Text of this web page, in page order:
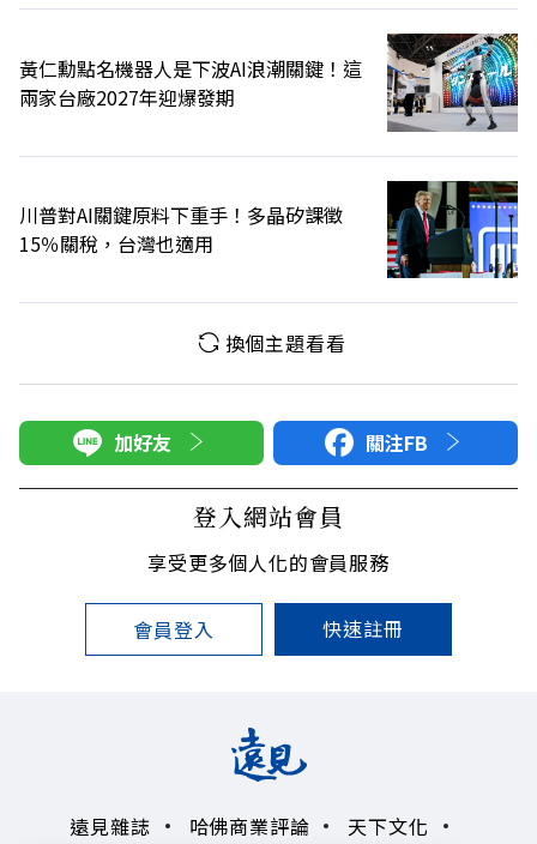
黃仁勳點名機器人是下波AI浪潮關鍵！這
兩家台廠2027年迎爆發期
川普對AI關鍵原料下重手！多晶矽課徵
15％關稅，台灣也適用
換個主題看看
加好友 關注FB
登入網站會員
享受更多個人化的會員服務
會員登入 快速註冊
遠見雜誌 哈佛商業評論
天下文化